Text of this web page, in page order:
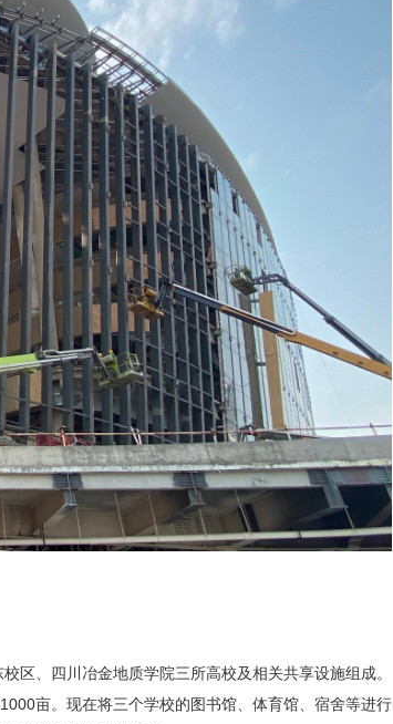
区、四川冶金地质学院三所高校及相关共享设施组成。
亩。现在将三个学校的图书馆、体育馆、宿舍等进行